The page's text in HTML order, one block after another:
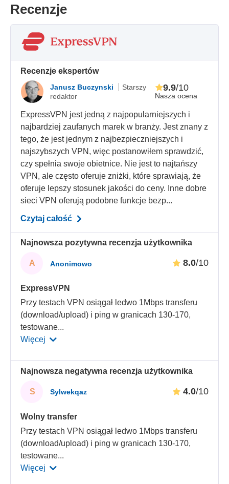
Recenzje
Recenzje ekspertów
Janusz Buczynski
Starszy
redaktor
Nasza ocena
9.9/10
ExpressVPN jest jedną z najpopularniejszych i
najbardziej zaufanych marek w branży. Jest znany z
tego, że jest jednym z najbezpieczniejszych i
najszybszych VPN, więc postanowiłem sprawdzić,
czy spełnia swoje obietnice. Nie jest to najtańszy
VPN, ale często oferuje zniżki, które sprawiają, że
oferuje lepszy stosunek jakości do ceny. Inne dobre
sieci VPN oferują podobne funkcje bezp...
Czytaj całość
Najnowsza pozytywna recenzja użytkownika
A Anonimowo 8.0/10
ExpressVPN
Przy testach VPN osiągał ledwo 1Mbps transferu
(download/upload) i ping w granicach 130-170,
testowane...
Więcej
Najnowsza negatywna recenzja użytkownika
S Sylwekqaz 4.0/10
Wolny transfer
Przy testach VPN osiągał ledwo 1Mbps transferu
(download/upload) i ping w granicach 130-170,
testowane...
Więcej